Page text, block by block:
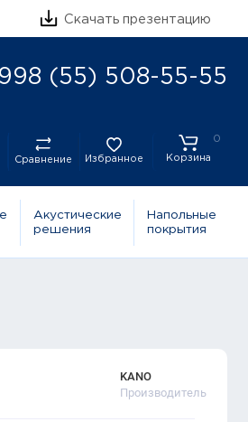
Скачать презентацию
(55) 508-55-55
Сравнение Избранное
0
Корзина
Акустические
решения
Напольные
покрытия
KANO
Производитель